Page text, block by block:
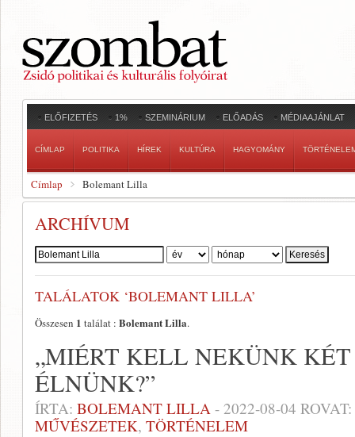
ELŐFIZETÉS 1% SZEMINÁRIUM ELŐADÁS MÉDIAAJÁNLAT
CÍMLAP POLITIKA HÍREK KULTÚRA HAGYOMÁNY
Címlap Bolemant Lilla
ARCHÍVUM
Szerző:
TALÁLATOK ‘BOLEMANT LILLA’
Összesen 1 találat : Bolemant Lilla.
„MIÉRT KELL NEKÜNK
ÉLNÜNK?”
ÍRTA: BOLEMANT LILLA - 2022-08-04 ROVAT:
MŰVÉSZETEK, TÖRTÉNELEM